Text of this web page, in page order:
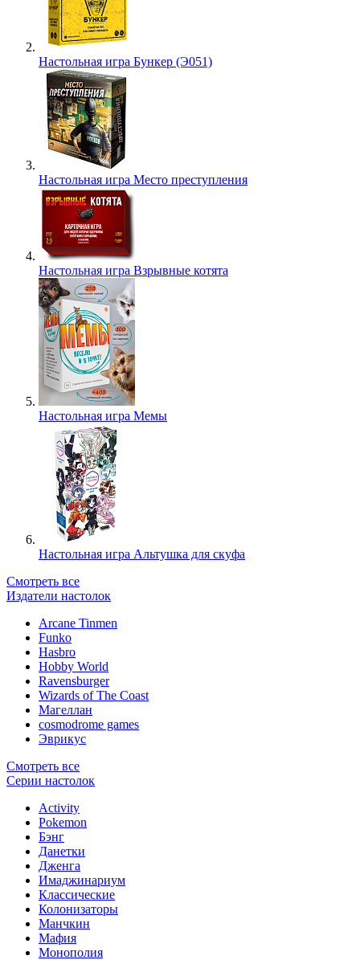
Настольная игра Бункер (Э051)
Настольная игра Место преступления
Настольная игра Взрывные котята
Настольная игра Мемы
Настольная игра Альтушка для скуфа
Смотреть все
Издатели настолок
Arcane Tinmen
Funko
Hasbro
Hobby World
Ravensburger
Wizards of The Coast
Магеллан
сosmodrome games
Эврикус
Смотреть все
Серии настолок
Activity
Pokemon
Бэнг
Данетки
Дженга
Имаджинариум
Классические
Колонизаторы
Манчкин
Мафия
Монополия